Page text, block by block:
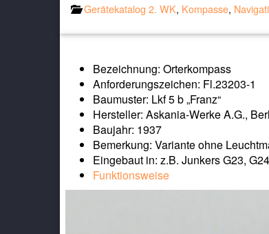
Gerätekatalog 2. WK, Kompasse,
Bezeichnung: Orterkompass
Anforderungszeichen: Fl.23203-1
Baumuster: Lkf 5 b „Franz“
Hersteller: Askania-Werke A.G.,
Baujahr: 1937
Bemerkung: Variante ohne
Eingebaut in: z.B. Junkers G23,
Funktionsweise